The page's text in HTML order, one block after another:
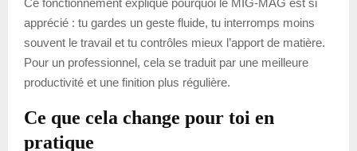
apprécié : tu gardes un geste fluide, tu interromps moins
souvent le travail et tu contrôles mieux l’apport de matière.
Pour un professionnel, cela se traduit par une meilleure
productivité et une finition plus régulière.
Ce que cela change pour toi en
pratique